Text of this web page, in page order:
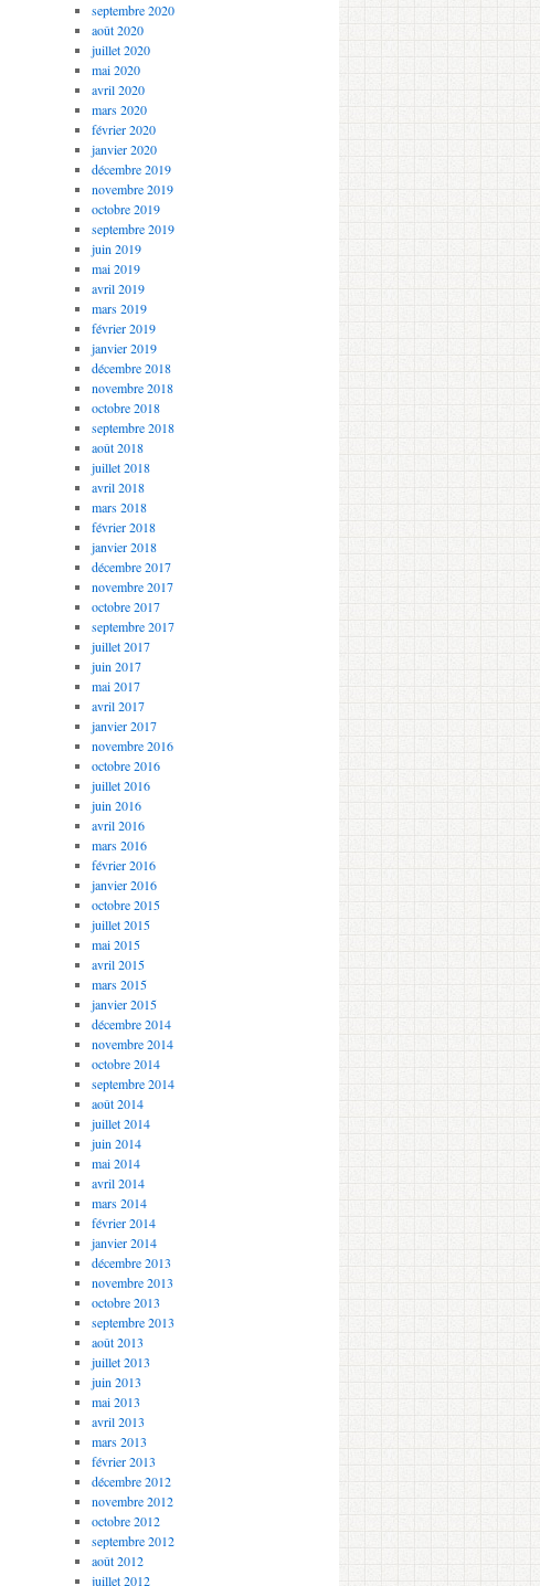
septembre 2020
août 2020
juillet 2020
mai 2020
avril 2020
mars 2020
février 2020
janvier 2020
décembre 2019
novembre 2019
octobre 2019
septembre 2019
juin 2019
mai 2019
avril 2019
mars 2019
février 2019
janvier 2019
décembre 2018
novembre 2018
octobre 2018
septembre 2018
août 2018
juillet 2018
avril 2018
mars 2018
février 2018
janvier 2018
décembre 2017
novembre 2017
octobre 2017
septembre 2017
juillet 2017
juin 2017
mai 2017
avril 2017
janvier 2017
novembre 2016
octobre 2016
juillet 2016
juin 2016
avril 2016
mars 2016
février 2016
janvier 2016
octobre 2015
juillet 2015
mai 2015
avril 2015
mars 2015
janvier 2015
décembre 2014
novembre 2014
octobre 2014
septembre 2014
août 2014
juillet 2014
juin 2014
mai 2014
avril 2014
mars 2014
février 2014
janvier 2014
décembre 2013
novembre 2013
octobre 2013
septembre 2013
août 2013
juillet 2013
juin 2013
mai 2013
avril 2013
mars 2013
février 2013
décembre 2012
novembre 2012
octobre 2012
septembre 2012
août 2012
juillet 2012